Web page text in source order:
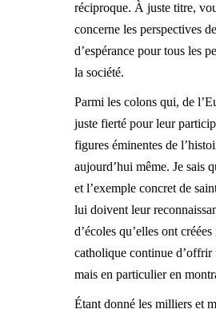
réciproque. À juste titre,
concerne les perspectives
d’espérance pour tous les
la société.
Parmi les colons qui, de
juste fierté pour leur
figures éminentes de
aujourd’hui même. Je sais
et l’exemple concret de
lui doivent leur
d’écoles qu’elles ont
catholique continue d’offrir
mais en particulier en
Étant donné les milliers et